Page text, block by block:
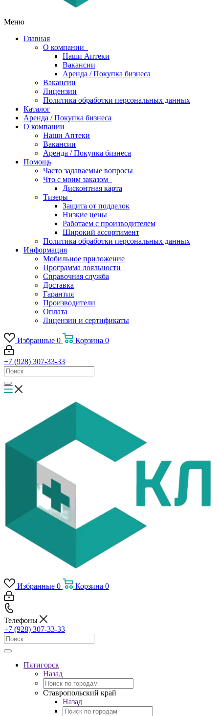
Меню
Главная
О компании
Наши Аптеки
Вакансии
Аренда / Покупка бизнеса
Вакансии
Лицензии
Политика обработки персональных данных
Каталог
Аренда / Покупка бизнеса
О компании
Наши Аптеки
Вакансии
Аренда / Покупка бизнеса
Помощь
Часто задаваемые вопросы
Что с моим заказом
Дисконтная карта
Тизеры
Защита от подделок
Низкие цены
Работаем с производителем
Широкий ассортимент
Политика обработки персональных данных
Информация
Мобильное приложение
Программа лояльности
Справочная служба
Доставка
Гарантия
Производители
Оплата
Лицензии и сертификаты
Избранные 0 Корзина 0
+7 (928) 307-33-33
Избранные 0 Корзина 0
Телефоны
+7 (928) 307-33-33
Пятигорск
Назад
Ставропольский край
Назад